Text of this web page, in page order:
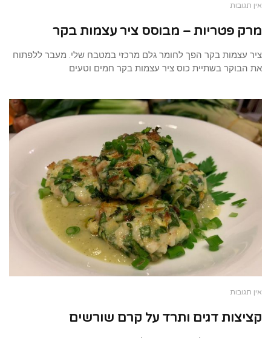
אין תגובות
מרק פטריות – מבוסס ציר עצמות בקר
ציר עצמות בקר הפך לחומר גלם מרכזי במטבח שלי. מעבר ללפתוח
את הבוקר בשתיית כוס ציר עצמות בקר חמים וטעים
אין תגובות
קציצות דגים ותרד על קרם שורשים